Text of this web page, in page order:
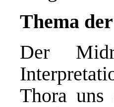
Thema
Der
Thora uns